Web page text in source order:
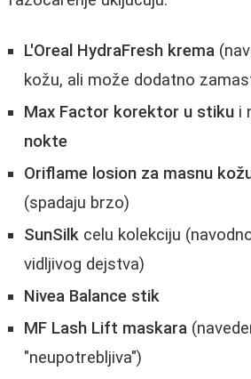
L'Oreal HydraFresh krema
kožu, ali može dodatno
Max Factor korektor u stiku i
nokte
Oriflame losion za masnu
(spadaju brzo)
SunSilk celu kolekciju
vidljivog dejstva)
Nivea Balance stik
MF Lash Lift maskara
"neupotrebljiva")